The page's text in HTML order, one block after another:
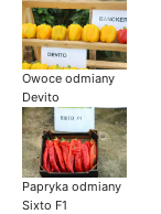
Owoce odmiany
Devito
Papryka odmiany
Sixto F1